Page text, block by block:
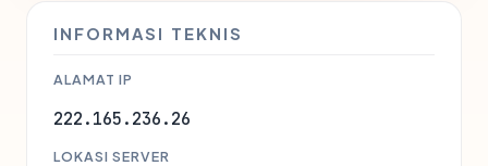
INFORMASI TEKNIS
ALAMAT IP
222.165.236.26
LOKASI SERVER